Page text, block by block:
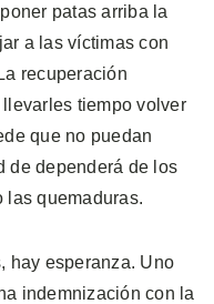
patas arriba la
a las víctimas con
recuperación
tiempo volver
que no puedan
de dependerá de los
las quemaduras.
hay esperanza. Uno
indemnización con la